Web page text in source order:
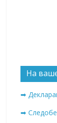
На
➡
➡